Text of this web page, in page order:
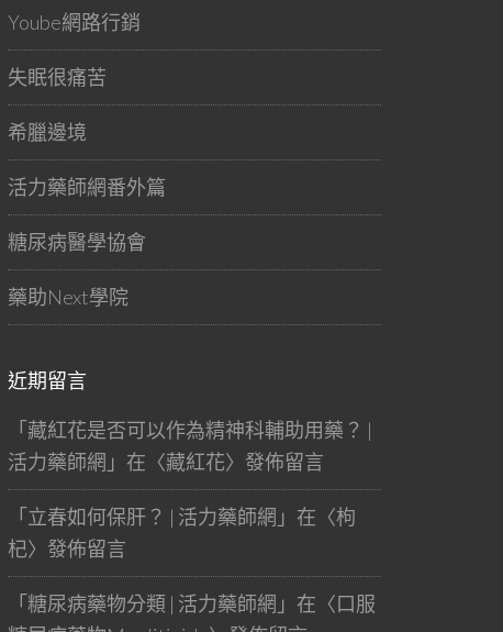
Yoube網路行銷
失眠很痛苦
希臘邊境
活力藥師網番外篇
糖尿病醫學協會
藥助Next學院
近期留言
「藏紅花是否可以作為精神科輔助用藥？ |
活力藥師網 」在〈藏紅花〉發佈留言
「立春如何保肝？ | 活力藥師網 」在〈枸
杞〉發佈留言
「糖尿病藥物分類 | 活力藥師網 」在〈口服